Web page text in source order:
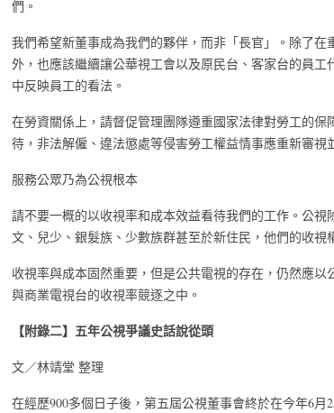
們。
我們希望新董事成為我們的夥伴，而非「長官」。除了
外，也應該繼續讓公華視工會以及原民台、客家台的員
中反映員工的看法。
在勞資關係上，請督促管理團隊遵重國家法律對勞工的
待，非法解僱、違法懲處等侵害勞工權益情事應重新審視
服務公眾乃為公視根本
請不要一概的以收視率和成本效益看待我們的工作。公
文、兒少、銀髮族、少數族群甚至於新住民，他們的收視
收視率與成本固然重要，但是公共電視的存在，仍然應
與商業電視台的收視率競逐之中。
【附錄二】五年公視爭議史話說從頭
文／林靖堂 整理
在經歷900多個日子後，第五屆公視董事會終於在今年6月